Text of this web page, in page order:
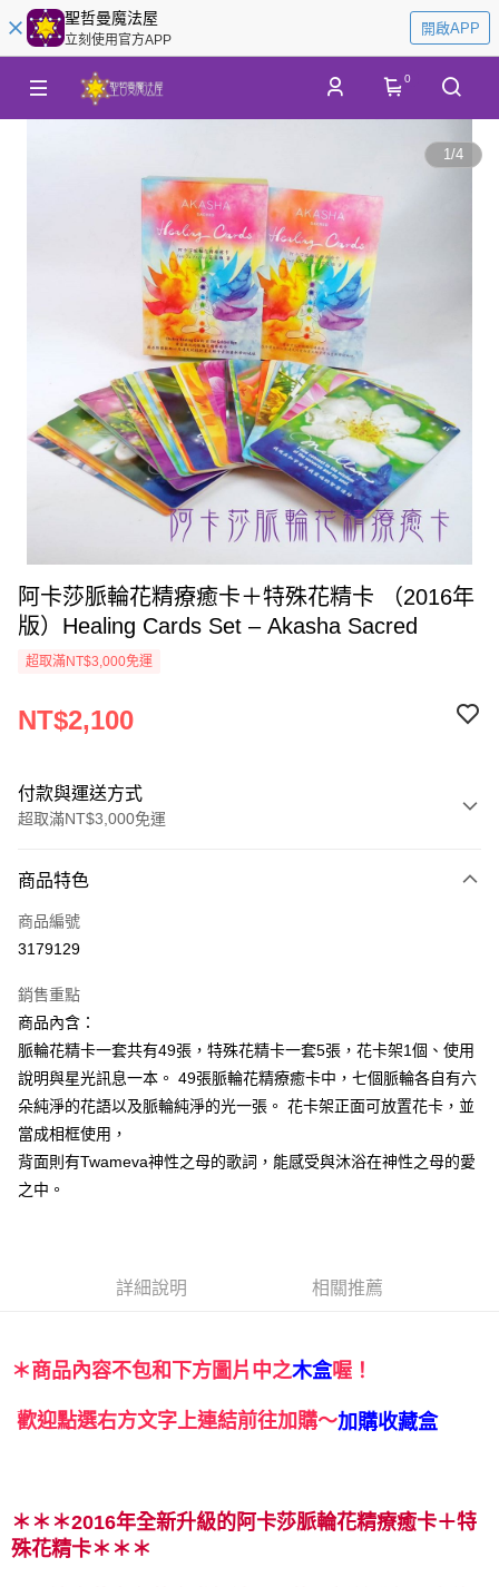
聖哲曼魔法屋
立刻使用官方APP
開啟APP
0
1/4
阿卡莎脈輪花精療癒卡＋特殊花精卡 （2016年
版）Healing Cards Set – Akasha Sacred
超取滿NT$3,000免運
NT$2,100
付款與運送方式
超取滿NT$3,000免運
信用卡一次付款
超商取貨付款
Apple Pay
街口支付
悠遊付
ATM付款
運送方式
賣家宅配幫您送（台灣）
付款後門市自取
免運費
商品特色
商品編號
3179129
銷售重點
商品內含：
脈輪花精卡一套共有49張，特殊花精卡一套5張，花卡架1個、使用
說明與星光訊息一本。 49張脈輪花精療癒卡中，七個脈輪各自有六
朵純淨的花語以及脈輪純淨的光一張。 花卡架正面可放置花卡，並
當成相框使用，
背面則有Twameva神性之母的歌詞，能感受與沐浴在神性之母的愛
之中。
詳細說明 相關推薦
＊商品內容不包和下方圖片中之木盒喔！
歡迎點選右方文字上連結前往加購～加購收藏盒
＊＊＊2016年全新升級的阿卡莎脈輪花精療癒卡＋特
殊花精卡＊＊＊